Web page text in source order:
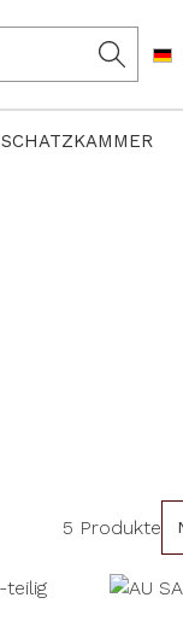
SCHATZKAMMER
5 Produkte